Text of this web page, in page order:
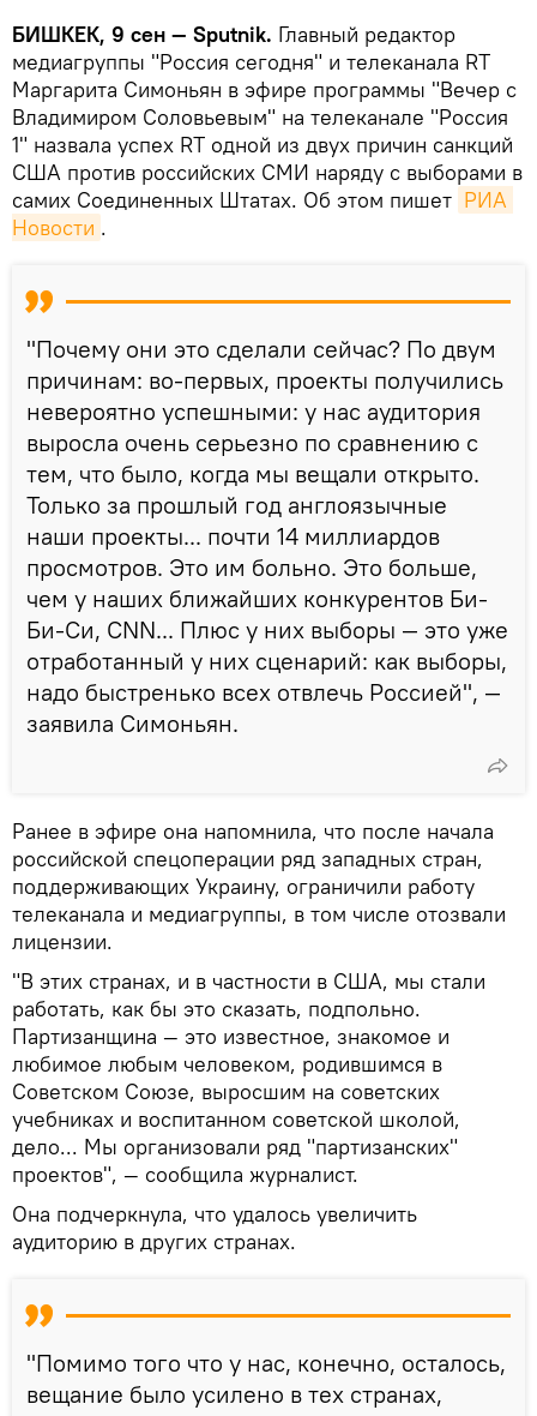
БИШКЕК, 9 сен — Sputnik. Главный редактор
медиагруппы "Россия сегодня" и телеканала RT
Маргарита Симоньян в эфире программы "Вечер с
Владимиром Соловьевым" на телеканале "Россия
1" назвала успех RT одной из двух причин санкций
США против российских СМИ наряду с выборами в
самих Соединенных Штатах. Об этом пишет РИА
Новости .
"Почему они это сделали сейчас? По двум
причинам: во-первых, проекты получились
невероятно успешными: у нас аудитория
выросла очень серьезно по сравнению с
тем, что было, когда мы вещали открыто.
Только за прошлый год англоязычные
наши проекты... почти 14 миллиардов
просмотров. Это им больно. Это больше,
чем у наших ближайших конкурентов Би-
Би-Си, CNN... Плюс у них выборы — это уже
отработанный у них сценарий: как выборы,
надо быстренько всех отвлечь Россией", —
заявила Симоньян.
Ранее в эфире она напомнила, что после начала
российской спецоперации ряд западных стран,
поддерживающих Украину, ограничили работу
телеканала и медиагруппы, в том числе отозвали
лицензии.
"В этих странах, и в частности в США, мы стали
работать, как бы это сказать, подпольно.
Партизанщина — это известное, знакомое и
любимое любым человеком, родившимся в
Советском Союзе, выросшим на советских
учебниках и воспитанном советской школой,
дело... Мы организовали ряд "партизанских"
проектов", — сообщила журналист.
Она подчеркнула, что удалось увеличить
аудиторию в других странах.
"Помимо того что у нас, конечно, осталось,
вещание было усилено в тех странах,